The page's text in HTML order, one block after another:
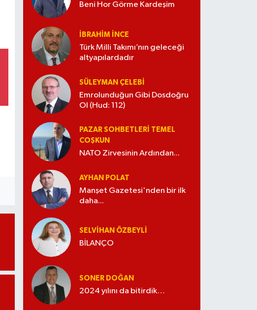
Beni Hor Görme Kardeşim
İBRAHIM İNCE
Türk Milli Takımı’nın geleceği
altyapılardadır
SÜLEYMAN ÇELEBI
Emrolunduğun Gibi Dosdoğru
Ol (Hud: 112)
PAZAR SOHBETLERI TEMEL
COŞKUN
NATO Zirvesinin Ardından...
AYHAN POLAT
Manşet Gazetesi'nden bir ilk
daha...
SELVIHAN ÖZBEYLI
BİLANÇO
SONER DOĞAN
2024 yılını da bitirdik…